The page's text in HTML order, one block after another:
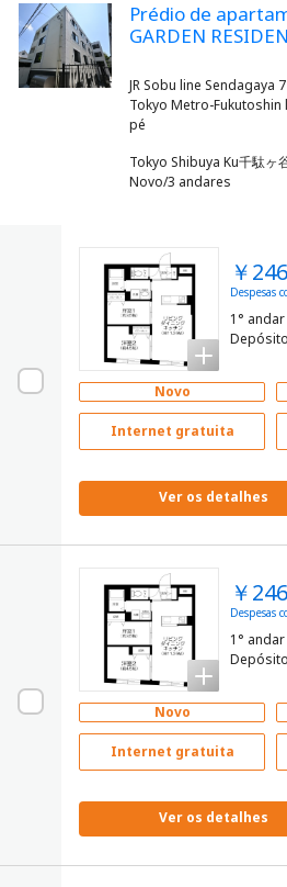
Prédio de
GARDEN
JR Sobu line Sendagaya
Tokyo Metro-Fukutoshin
Tokyo Shibuya Ku千駄ヶ
Novo/3 andares
￥
Despesas
1°
Novo
Internet gratuita
Ver os detalhes
￥
Despesas
1°
Novo
Internet gratuita
Ver os detalhes